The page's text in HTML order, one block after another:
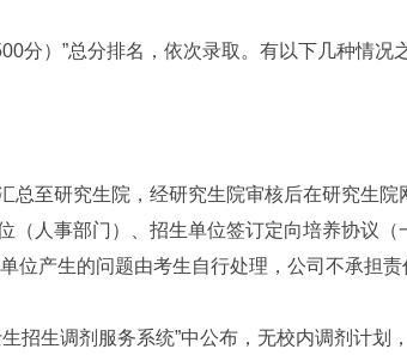
）”总分排名，依次录取。有以下几种情况之
研究生院，经研究生院审核后在研究生院
人事部门）、招生单位签订定向培养协议（
产生的问题由考生自行处理，公司不承担责
生调剂服务系统”中公布，无校内调剂计划